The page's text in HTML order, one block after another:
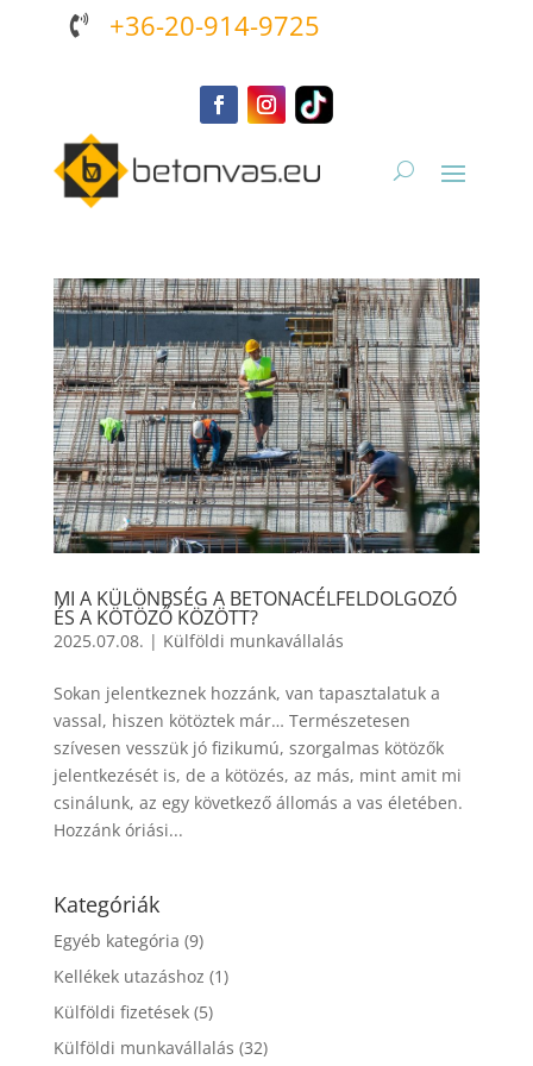
 +36-20-914-9725
MI A KÜLÖNBSÉG A BETONACÉLFELDOLGOZÓ
ÉS A KÖTÖZŐ KÖZÖTT?
2025.07.08. | Külföldi munkavállalás
Sokan jelentkeznek hozzánk, van tapasztalatuk a
vassal, hiszen kötöztek már… Természetesen
szívesen vesszük jó fizikumú, szorgalmas kötözők
jelentkezését is, de a kötözés, az más, mint amit mi
csinálunk, az egy következő állomás a vas életében.
Hozzánk óriási...
Kategóriák
Egyéb kategória (9)
Kellékek utazáshoz (1)
Külföldi fizetések(5)
Külföldi munkavállalás (32)